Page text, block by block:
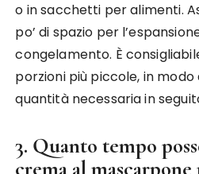
o in sacchetti per alimenti.
po’ di spazio per
congelamento. È
porzioni più piccole, in
quantità necessaria in
3. Quanto tempo